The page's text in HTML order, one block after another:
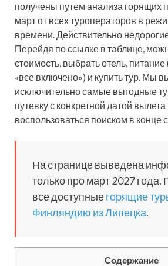
получены путем анализа горящих
март от всех туроператоров в
времени. Действительно
Перейдя по ссылке в таблице,
стоимость, выбрать отель, питание
«все включено») и купить тур. Мы
исключительно самые выгодные
путевку с конкретной датой
воспользоваться поиском в конце
На странице выведена
только про март 2027 года.
все доступныегорящие
Финляндию из Липецка.
Содержание